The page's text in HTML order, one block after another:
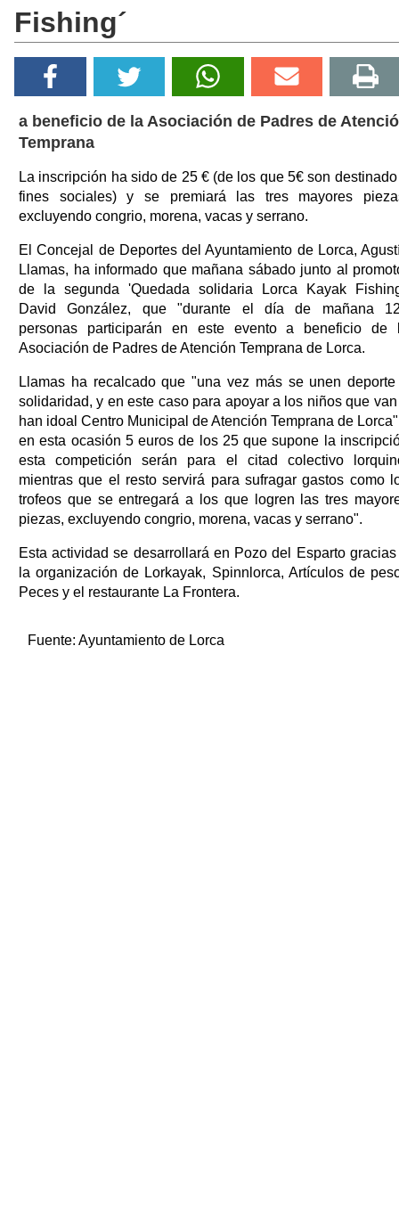
Fishing´
a beneficio de la Asociación de Padres de
Temprana
La inscripción ha sido de 25 € (de los que 5€ son
fines sociales) y se premiará las tres mayores
excluyendo congrio, morena, vacas y serrano.
El Concejal de Deportes del Ayuntamiento de Lorca,
Llamas, ha informado que mañana sábado junto al
de la segunda 'Quedada solidaria Lorca Kayak
David González, que "durante el día de mañana
personas participarán en este evento a beneficio de
Asociación de Padres de Atención Temprana de Lorca.
Llamas ha recalcado que "una vez más se unen
solidaridad, y en este caso para apoyar a los niños que
han idoal Centro Municipal de Atención Temprana de
en esta ocasión 5 euros de los 25 que supone la
esta competición serán para el citad colectivo
mientras que el resto servirá para sufragar gastos como
trofeos que se entregará a los que logren las tres
piezas, excluyendo congrio, morena, vacas y serrano".
Esta actividad se desarrollará en Pozo del Esparto
la organización de Lorkayak, Spinnlorca, Artículos de
Peces y el restaurante La Frontera.
Fuente: Ayuntamiento de Lorca